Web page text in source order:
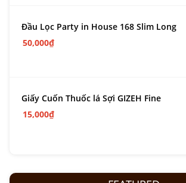
Đầu Lọc Party in House 168 Slim Long
50,000₫
Giấy Cuốn Thuốc lá Sợi GIZEH Fine
15,000₫